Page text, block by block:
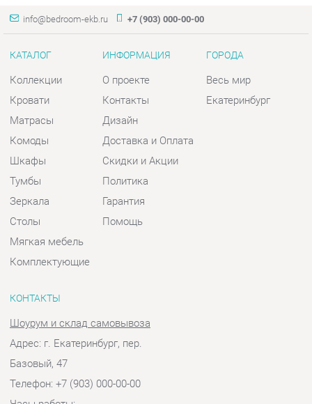
Кровати
Матрасы
Комоды
Зеркала
Столы
Мягкая мебель
Комплектующие
Контакты
Дизайн
Доставка и Оплата
Помощь
КОНТАКТЫ
Шоурум и склад самовывоза
Адрес: г. Екатеринбург, пер.
Базовый, 47
Часы работы:
Пн - Пт:10:00 - 18:00 (GMT+5)
Отправить сообщение
© 2009-2026 Спальни-Екатеринбург